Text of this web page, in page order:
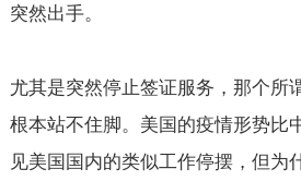
突然出手。
尤其是突然停止签证服务，那个所
根本站不住脚。美国的疫情形势比
见美国国内的类似工作停摆，但为